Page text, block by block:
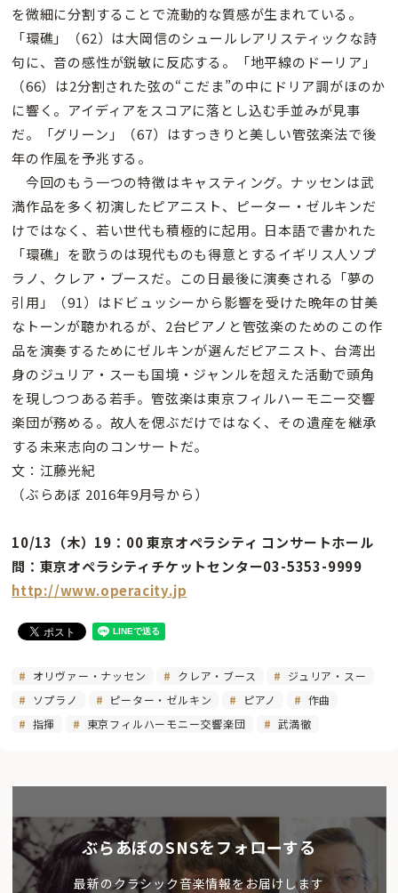
を微細に分割することで流動的な質感が生まれている。
「環礁」（62）は大岡信のシュールレアリスティックな詩
句に、音の感性が鋭敏に反応する。「地平線のドーリア」
（66）は2分割された弦の“こだま”の中にドリア調がほのか
に響く。アイディアをスコアに落とし込む手並みが見事
だ。「グリーン」（67）はすっきりと美しい管弦楽法で後
年の作風を予兆する。
今回のもう一つの特徴はキャスティング。ナッセンは武
満作品を多く初演したピアニスト、ピーター・ゼルキンだ
けではなく、若い世代も積極的に起用。日本語で書かれた
「環礁」を歌うのは現代ものも得意とするイギリス人ソプ
ラノ、クレア・ブースだ。この日最後に演奏される「夢の
引用」（91）はドビュッシーから影響を受けた晩年の甘美
なトーンが聴かれるが、2台ピアノと管弦楽のためのこの作
品を演奏するためにゼルキンが選んだピアニスト、台湾出
身のジュリア・スーも国境・ジャンルを超えた活動で頭角
を現しつつある若手。管弦楽は東京フィルハーモニー交響
楽団が務める。故人を偲ぶだけではなく、その遺産を継承
する未来志向のコンサートだ。
文：江藤光紀
（ぶらあぼ 2016年9月号から）
10/13（木）19：00 東京オペラシティ コンサートホール
問：東京オペラシティチケットセンター03-5353-9999
http://www.operacity.jp
オリヴァー・ナッセン クレア・ブース
ジュリア・スー
ソプラノ
ピーター・ゼルキン ピアノ
作曲
指揮
東京フィルハーモニー交響楽団 武満徹
ぶらあぼのSNSをフォローする
最新のクラシック音楽情報をお届けします